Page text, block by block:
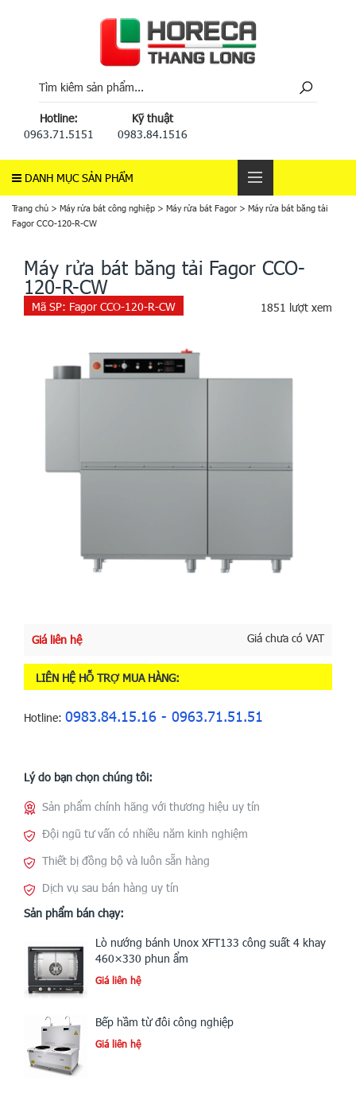
Hotline:
0963.71.5151
Kỹ thuật
0983.84.1516
DANH MỤC SẢN PHẨM
Trang chủ > Máy rửa bát công nghiệp > Máy rửa bát Fagor > Máy rửa bát băng tải
Fagor CCO-120-R-CW
Máy rửa bát băng tải Fagor CCO-
120-R-CW
Mã SP: Fagor CCO-120-R-CW 1851 lượt xem
Giá liên hệ Giá chưa có VAT
LIÊN HỆ HỖ TRỢ MUA HÀNG:
Hotline: 0983.84.15.16 - 0963.71.51.51
Lý do bạn chọn chúng tôi:
Sản phẩm chính hãng với thương hiệu uy tín
Đội ngũ tư vấn có nhiều năm kinh nghiệm
Thiết bị đồng bộ và luôn sẵn hàng
Dịch vụ sau bán hàng uy tín
Sản phẩm bán chạy:
Lò nướng bánh Unox XFT133 công suất 4 khay
460×330 phun ẩm
Giá liên hệ
Bếp hầm từ đôi công nghiệp
Giá liên hệ